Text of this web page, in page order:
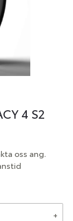
4 S2
oss ang.
+